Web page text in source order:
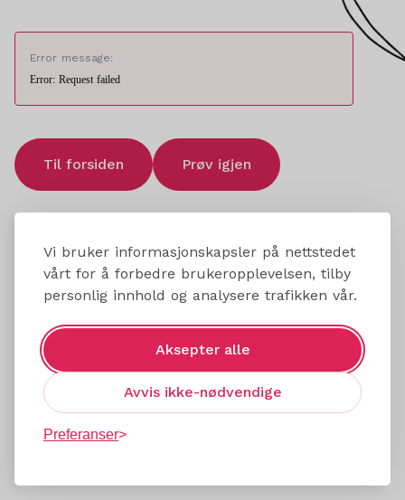
Vi bruker informasjonskapsler på nettstedet
vårt for å forbedre brukeropplevelsen, tilby
personlig innhold og analysere trafikken vår.
Aksepter alle
Avvis ikke-nødvendige
Preferanser
Error message:
Error: Request failed
Til forsiden Prøv igjen